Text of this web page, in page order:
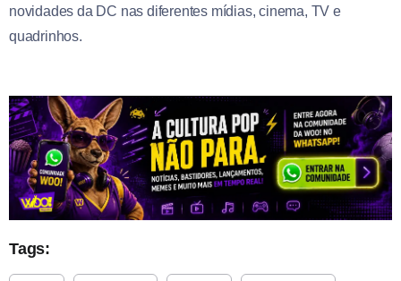
novidades da DC nas diferentes mídias, cinema, TV e
quadrinhos.
Tags: